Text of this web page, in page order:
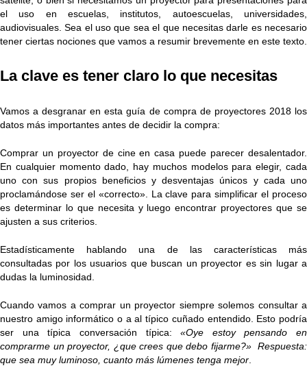
el uso en escuelas, institutos, autoescuelas, universidades,
audiovisuales. Sea el uso que sea el que necesitas darle es necesario
tener ciertas nociones que vamos a resumir brevemente en este texto.
La clave es tener claro lo que necesitas
Vamos a desgranar en esta guía de compra de proyectores 2018 los
datos más importantes antes de decidir la compra:
Comprar un proyector de cine en casa puede parecer desalentador.
En cualquier momento dado, hay muchos modelos para elegir, cada
uno con sus propios beneficios y desventajas únicos y cada uno
proclamándose ser el «correcto». La clave para simplificar el proceso
es determinar lo que necesita y luego encontrar proyectores que se
ajusten a sus criterios.
Estadísticamente hablando una de las características más
consultadas por los usuarios que buscan un proyector es sin lugar a
dudas la luminosidad.
Cuando vamos a comprar un proyector siempre solemos consultar a
nuestro amigo informático o a al típico cuñado entendido. Esto podría
ser una típica conversación típica:«Oye estoy pensando en
comprarme un proyector, ¿que crees que debo fijarme?» Respuesta:
que sea muy luminoso, cuanto más lúmenes tenga mejor